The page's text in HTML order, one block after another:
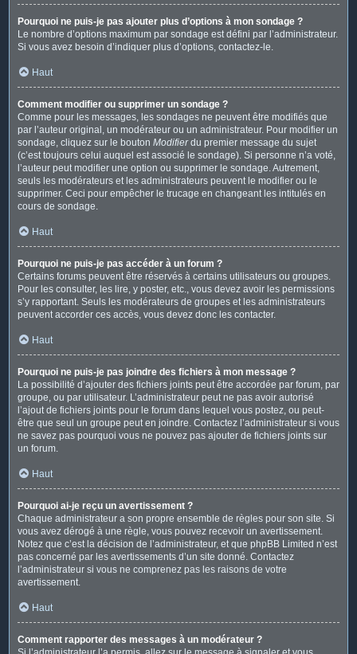
Pourquoi ne puis-je pas ajouter plus d’options à mon sondage ?
Le nombre d’options maximum par sondage est défini par l’administrateur.
Si vous avez besoin d’indiquer plus d’options, contactez-le.
Haut
Comment modifier ou supprimer un sondage ?
Comme pour les messages, les sondages ne peuvent être modifiés que
par l’auteur original, un modérateur ou un administrateur. Pour modifier un
sondage, cliquez sur le bouton Modifierdu premier message du sujet
(c’est toujours celui auquel est associé le sondage). Si personne n’a voté,
l’auteur peut modifier une option ou supprimer le sondage. Autrement,
seuls les modérateurs et les administrateurs peuvent le modifier ou le
supprimer. Ceci pour empêcher le trucage en changeant les intitulés en
cours de sondage.
Haut
Pourquoi ne puis-je pas accéder à un forum ?
Certains forums peuvent être réservés à certains utilisateurs ou groupes.
Pour les consulter, les lire, y poster, etc., vous devez avoir les permissions
s’y rapportant. Seuls les modérateurs de groupes et les administrateurs
peuvent accorder ces accès, vous devez donc les contacter.
Haut
Pourquoi ne puis-je pas joindre des fichiers à mon message ?
La possibilité d’ajouter des fichiers joints peut être accordée par forum, par
groupe, ou par utilisateur. L’administrateur peut ne pas avoir autorisé
l’ajout de fichiers joints pour le forum dans lequel vous postez, ou peut-
être que seul un groupe peut en joindre. Contactez l’administrateur si vous
ne savez pas pourquoi vous ne pouvez pas ajouter de fichiers joints sur
un forum.
Haut
Pourquoi ai-je reçu un avertissement ?
Chaque administrateur a son propre ensemble de règles pour son site. Si
vous avez dérogé à une règle, vous pouvez recevoir un avertissement.
Notez que c’est la décision de l’administrateur, et que phpBB Limited n’est
pas concerné par les avertissements d’un site donné. Contactez
l’administrateur si vous ne comprenez pas les raisons de votre
avertissement.
Haut
Comment rapporter des messages à un modérateur ?